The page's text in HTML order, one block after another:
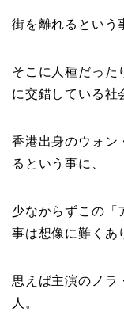
街を離れるという
そこに人種だった
に交錯している社
香港出身のウォン
るという事に、
少なからずこの「
事は想像に難くあ
思えば主演のノラ
人。